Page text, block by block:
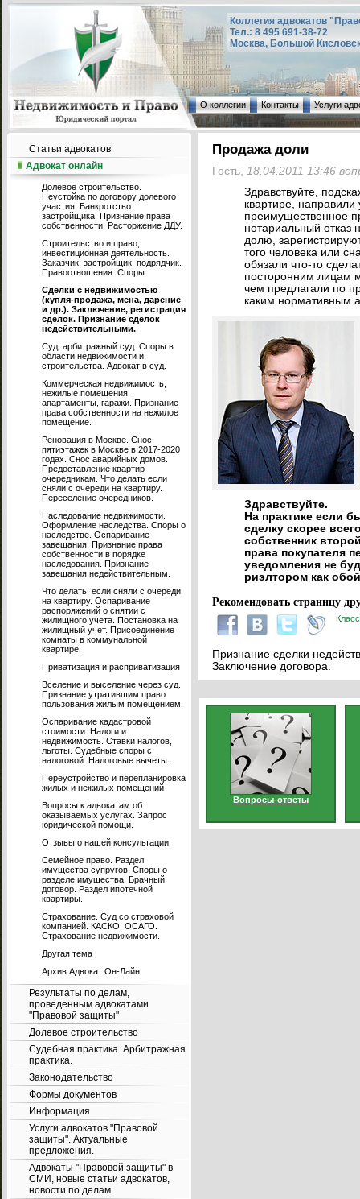
Коллегия адвокатов
Тел.: 8 495 691-38-72
Москва, Большой
О коллегии Контакты Услуги
Статьи адвокатов
Адвокат онлайн
Долевое строительство.
Неустойка по договору долевого
участия. Банкротство
застройщика. Признание права
собственности. Расторжение ДДУ.
Строительство и право,
инвестиционная деятельность.
Заказчик, застройщик, подрядчик.
Правоотношения. Споры.
Сделки с недвижимостью
(купля-продажа, мена, дарение
и др.). Заключение, регистрация
сделок. Признание сделок
недействительными.
Суд, арбитражный суд. Споры в
области недвижимости и
строительства. Адвокат в суд.
Коммерческая недвижимость,
нежилые помещения,
апартаменты, гаражи. Признание
права собственности на нежилое
помещение.
Реновация в Москве. Снос
пятиэтажек в Москве в 2017-2020
годах. Снос аварийных домов.
Предоставление квартир
очередникам. Что делать если
сняли с очереди на квартиру.
Переселение очередников.
Наследование недвижимости.
Оформление наследства. Споры о
наследстве. Оспаривание
завещания. Признание права
собственности в порядке
наследования. Признание
завещания недействительным.
Что делать, если сняли с очереди
на квартиру. Оспаривание
распоряжений о снятии с
жилищного учета. Постановка на
жилищный учет. Присоединение
комнаты в коммунальной
квартире.
Приватизация и расприватизация
Вселение и выселение через суд.
Признание утратившим право
пользования жилым помещением.
Оспаривание кадастровой
стоимости. Налоги и
недвижимость. Ставки налогов,
льготы. Судебные споры с
налоговой. Налоговые вычеты.
Переустройство и перепланировка
жилых и нежилых помещений
Вопросы к адвокатам об
оказываемых услугах. Запрос
юридической помощи.
Отзывы о нашей консультации
Семейное право. Раздел
имущества супругов. Споры о
разделе имущества. Брачный
договор. Раздел ипотечной
квартиры.
Страхование. Суд со страховой
компанией. КАСКО. ОСАГО.
Страхование недвижимости.
Другая тема
Архив Адвокат Он-Лайн
Результаты по делам,
проведенным адвокатами
"Правовой защиты"
Долевое строительство
Судебная практика. Арбитражная
практика.
Законодательство
Формы документов
Информация
Услуги адвокатов "Правовой
защиты". Актуальные
предложения.
Адвокаты "Правовой защиты" в
СМИ, новые статьи адвокатов,
новости по делам
Продажа доли
Гость, 18.04.2011 13:46
Здравствуйте,
квартире,
преимущественное
нотариальный
долю,
того человека или
обязали что-то
посторонним лицам
чем предлагали по
каким нормативным
Здравствуйте.
На практике если
сделку скорее
собственник
права покупателя
уведомления не
риэлтором как
Рекомендовать страницу
Признание сделки
Заключение договора.
Вопросы-ответы